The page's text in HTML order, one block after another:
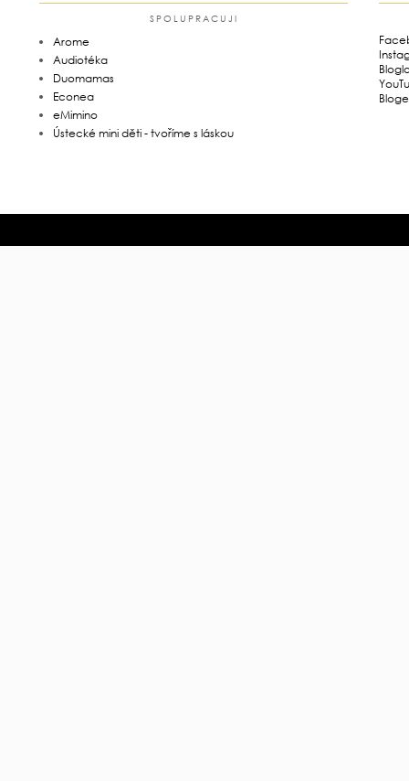
SPOLUPRACUJI
Arome
Audiotéka
Duomamas
Econea
eMimino
Ústecké mini děti - tvoříme s láskou